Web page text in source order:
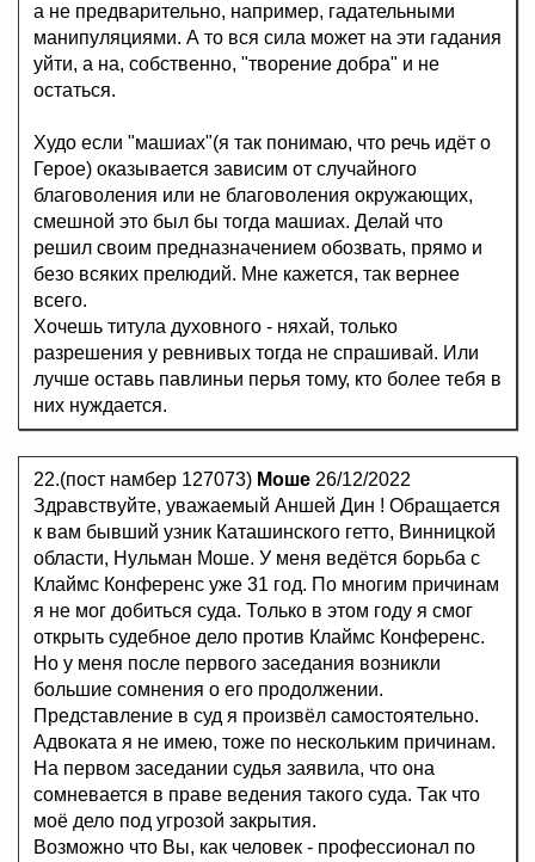
а не предварительно, например, гадательными
манипуляциями. А то вся сила может на эти гадания
уйти, а на, собственно, "творение добра" и не
остаться.
Худо если "машиах"(я так понимаю, что речь идёт о
Герое) оказывается зависим от случайного
благоволения или не благоволения окружающих,
смешной это был бы тогда машиах. Делай что
решил своим предназначением обозвать, прямо и
безо всяких прелюдий. Мне кажется, так вернее
всего.
Хочешь титула духовного - няхай, только
разрешения у ревнивых тогда не спрашивай. Или
лучше оставь павлиньи перья тому, кто более тебя в
них нуждается.
22.(пост намбер 127073) Моше 26/12/2022
Здравствуйте, уважаемый Аншей Дин ! Обращается
к вам бывший узник Каташинского гетто, Винницкой
области, Нульман Моше. У меня ведётся борьба с
Клаймс Конференс уже 31 год. По многим причинам
я не мог добиться суда. Только в этом году я смог
открыть судебное дело против Клаймс Конференс.
Но у меня после первого заседания возникли
большие сомнения о его продолжении.
Представление в суд я произвёл самостоятельно.
Адвоката я не имею, тоже по нескольким причинам.
На первом заседании судья заявила, что она
сомневается в праве ведения такого суда. Так что
моё дело под угрозой закрытия.
Возможно что Вы, как человек - профессионал по